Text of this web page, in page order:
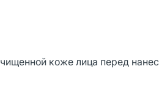
коже лица перед